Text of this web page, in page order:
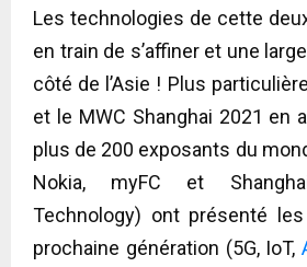
Les technologies de cette
en train de s’affiner et une
côté de l’Asie ! Plus
et le MWC Shanghai 2021 en
plus de 200 exposants du
Nokia, myFC et
Technology) ont présenté
prochaine génération (5G, IoT,